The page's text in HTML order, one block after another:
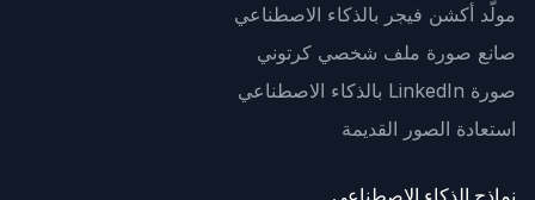
مولّد أكشن فيجر بالذكاء الاصطناعي
صانع صورة ملف شخصي كرتوني
صورة LinkedIn بالذكاء الاصطناعي
استعادة الصور القديمة
نماذج الذكاء الاصطناعي